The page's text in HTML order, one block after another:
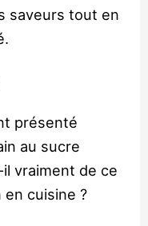
saveurs tout en
présenté
au sucre
vraiment de ce
cuisine ?